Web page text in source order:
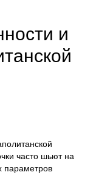
и
часто шьют на
параметров